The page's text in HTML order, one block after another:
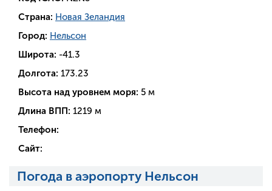
Страна: Новая Зеландия
Город: Нельсон
Широта: -41.3
Долгота: 173.23
Высота над уровнем моря: 5 м
Длина ВПП: 1219 м
Телефон:
Сайт:
Погода в аэропорту Нельсон